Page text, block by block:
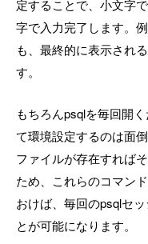
定することで、小文字
字で入力完了します。例
も、最終的に表示され
す。
もちろんpsqlを毎回開
て環境設定するのは面
ファイルが存在すれば
ため、これらのコマン
おけば、毎回のpsqlセ
とが可能になります。